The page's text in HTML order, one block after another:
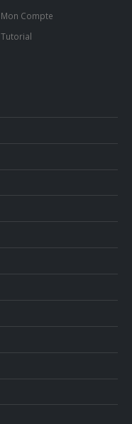
Mon Compte
Tutorial